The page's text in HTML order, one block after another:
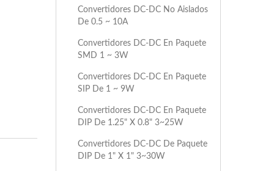
Convertidores DC-DC No Aislados
De 0.5 ~ 10A
Convertidores DC-DC En Paquete
SMD 1 ~ 3W
Convertidores DC-DC En Paquete
SIP De 1 ~ 9W
Convertidores DC-DC En Paquete
DIP De 1.25" X 0.8" 3~25W
Convertidores DC-DC De Paquete
DIP De 1" X 1" 3~30W